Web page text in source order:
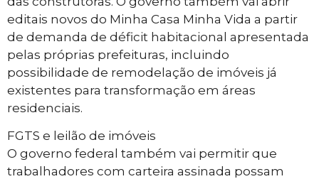
editais novos do Minha Casa Minha Vida a partir
de demanda de déficit habitacional apresentada
pelas próprias prefeituras, incluindo
possibilidade de remodelação de imóveis já
existentes para transformação em áreas
residenciais.
FGTS e leilão de imóveis
O governo federal também vai permitir que
trabalhadores com carteira assinada possam